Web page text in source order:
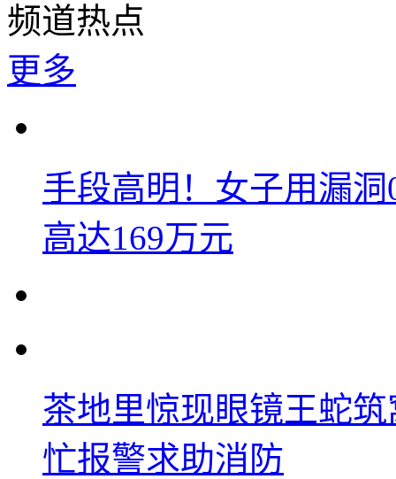
频道热点
更多
手段高明！女子用漏
高达169万元
茶地里惊现眼镜王蛇
忙报警求助消防